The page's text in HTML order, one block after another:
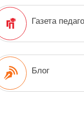
Газета
Блог